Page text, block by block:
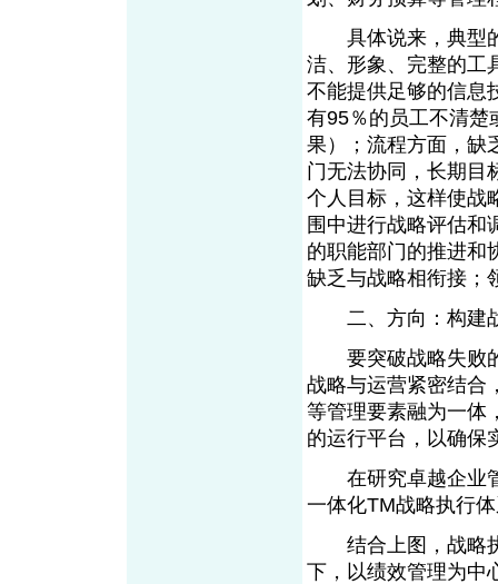
具体说来，典型的
洁、形象、完整的工
不能提供足够的信息
有95％的员工不清楚
果）；流程方面，缺
门无法协同，长期目
个人目标，这样使战
围中进行战略评估和
的职能部门的推进和
缺乏与战略相衔接
二、方向：构建
要突破战略失败的
战略与运营紧密结合
等管理要素融为一体
的运行平台，以确保
在研究卓越企业管
一体化TM战略执行
结合上图，战略执
下，以绩效管理为中